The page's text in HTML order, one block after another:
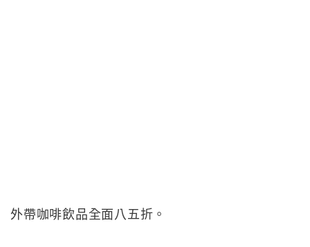
外帶咖啡飲品全面八五折。